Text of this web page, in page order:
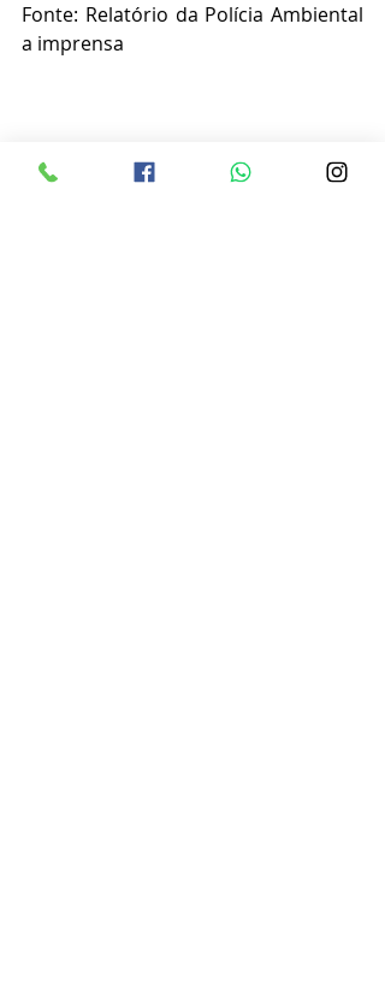
Fonte: Relatório da Polícia Ambiental
a imprensa